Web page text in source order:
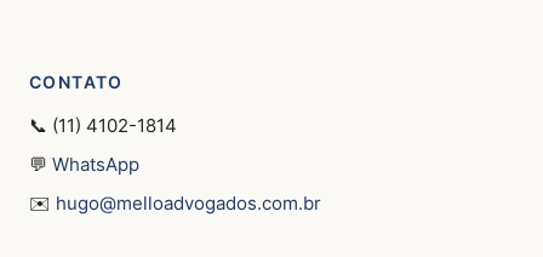
CONTATO
📞 (11) 4102-1814
💬 WhatsApp
✉️ hugo@melloadvogados.com.br